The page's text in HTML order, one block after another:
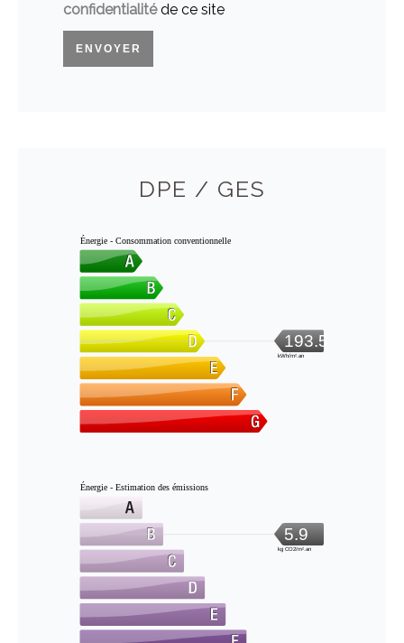
confidentialitéde ce site
ENVOYER
DPE / GES
Énergie - Consommation conventionnelle
193.5
kWh/m².an
Énergie - Estimation des émissions
5.9
kg CO2/m².an